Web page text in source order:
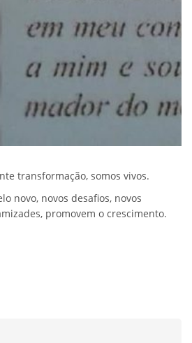
transformação, somos vivos.
novo, novos desafios, novos
promovem o crescimento.